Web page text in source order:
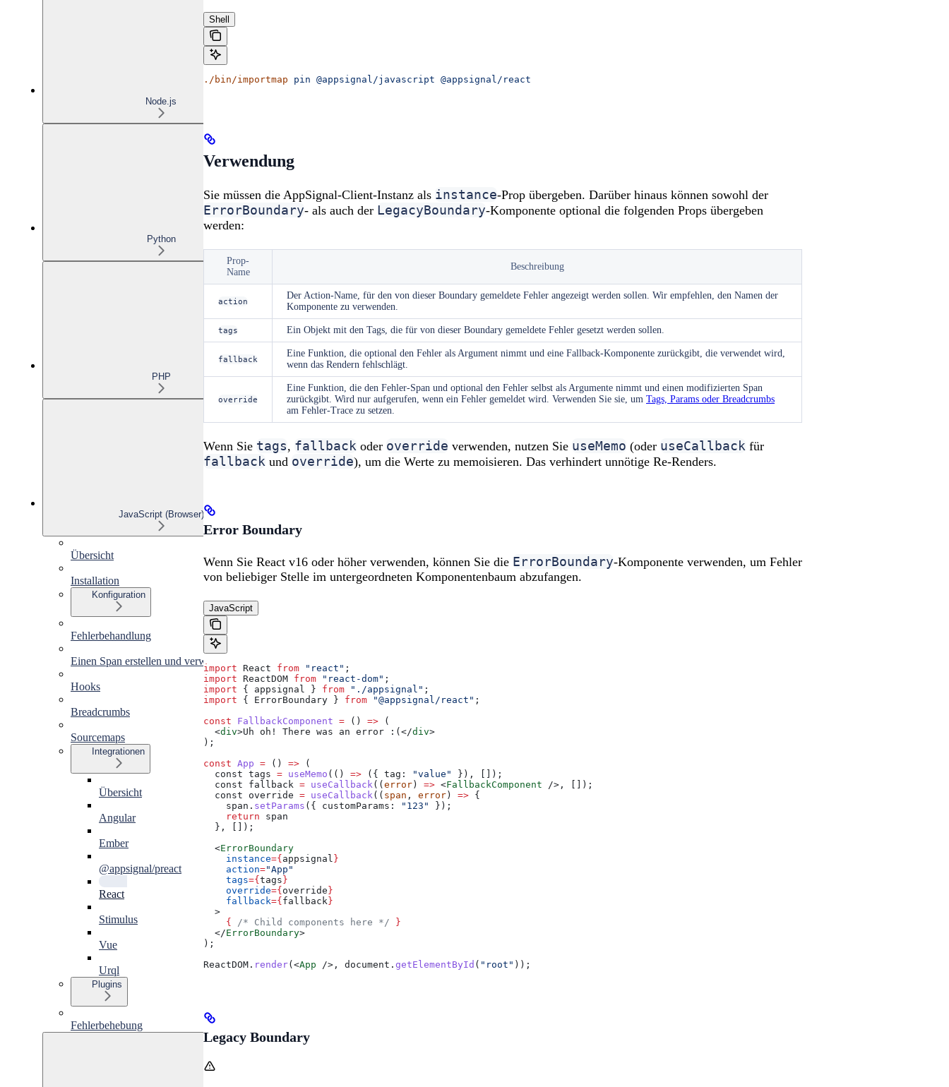
Node.js
Python
PHP
JavaScript (Browser)
Übersicht
Installation
Konfiguration
Fehlerbehandlung
Einen Span erstellen und verwenden
Hooks
Breadcrumbs
Sourcemaps
Integrationen
Übersicht
Angular
Ember
@appsignal/preact
React
Stimulus
Vue
Urql
Plugins
Fehlerbehebung
Shell
./bin/importmap pin @appsignal/javascript @appsignal/react
Verwendung
Sie müssen die AppSignal-Client-Instanz als instance-Prop übergeben. Darüber hinaus können sowohl der
ErrorBoundary- als auch der LegacyBoundary-Komponente optional die folgenden Props übergeben
werden:
Prop-
Name
Beschreibung
action
Der Action-Name, für den von dieser Boundary gemeldete Fehler angezeigt werden sollen. Wir empfehlen, den Namen der
Komponente zu verwenden.
tags Ein Objekt mit den Tags, die für von dieser Boundary gemeldete Fehler gesetzt werden sollen.
fallback
Eine Funktion, die optional den Fehler als Argument nimmt und eine Fallback-Komponente zurückgibt, die verwendet wird,
wenn das Rendern fehlschlägt.
override
Eine Funktion, die den Fehler-Span und optional den Fehler selbst als Argumente nimmt und einen modifizierten Span
zurückgibt. Wird nur aufgerufen, wenn ein Fehler gemeldet wird. Verwenden Sie sie, um Tags, Params oder Breadcrumbs
am Fehler-Trace zu setzen.
Wenn Sie tags, fallback oder override verwenden, nutzen Sie useMemo (oder useCallback für
fallback und override), um die Werte zu memoisieren. Das verhindert unnötige Re-Renders.
Error Boundary
Wenn Sie React v16 oder höher verwenden, können Sie die ErrorBoundary-Komponente verwenden, um Fehler
von beliebiger Stelle im untergeordneten Komponentenbaum abzufangen.
JavaScript
import React from "react" ;
import ReactDOM from "react-dom" ;
import { appsignal } from "./appsignal" ;
import { ErrorBoundary } from "@appsignal/react" ;
const FallbackComponent = () => (
  <
div>Uh oh! There was an error :( </div>
);
const App = () => (
  const
tags = useMemo (() => ({ tag: "value"
}), []);
  const
fallback = useCallback (( error ) => <FallbackComponent /> , []);
  const
override = useCallback (( span , error ) => {
    span
. setParams ({ customParams: "123"
});
    return
span
  }, []);
  <
ErrorBoundary
    instance
={ appsignal }
    action
="App"
    tags
={ tags }
    override
={ override }
    fallback
={ fallback }
  >
    {
/* Child components here */ }
  </
ErrorBoundary>
);
ReactDOM . render( <App /> , document . getElementById ( "root" ));
Legacy Boundary